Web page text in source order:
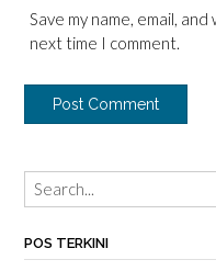
Save my name, email,
next time I comment.
POS TERKINI